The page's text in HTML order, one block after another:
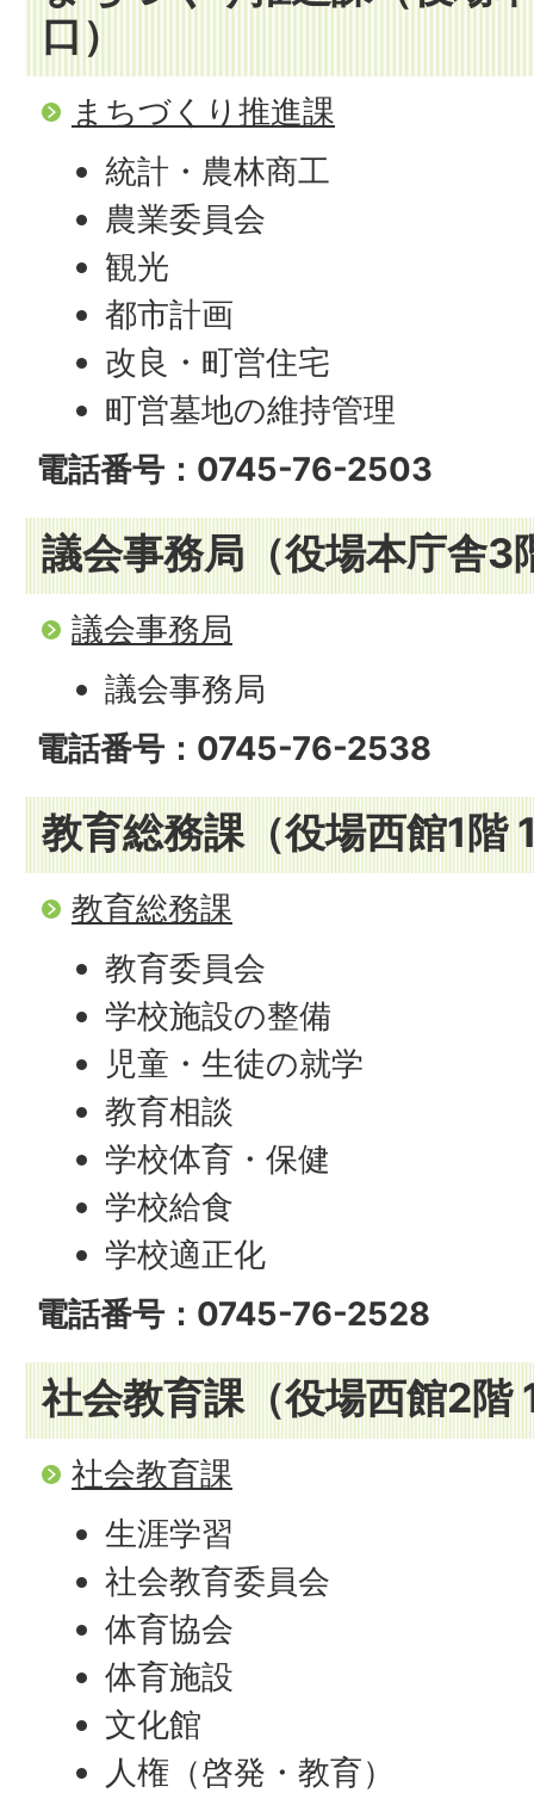
口）
まちづくり推進課
統計・農林商工
農業委員会
観光
都市計画
改良・町営住宅
町営墓地の維持管理
電話番号：0745-76-2503
議会事務局（役場本庁舎3
議会事務局
議会事務局
電話番号：0745-76-2538
教育総務課（役場西館1階
教育総務課
教育委員会
学校施設の整備
児童・生徒の就学
教育相談
学校体育・保健
学校給食
学校適正化
電話番号：0745-76-2528
社会教育課（役場西館2階
社会教育課
生涯学習
社会教育委員会
体育協会
体育施設
文化館
人権（啓発・教育）